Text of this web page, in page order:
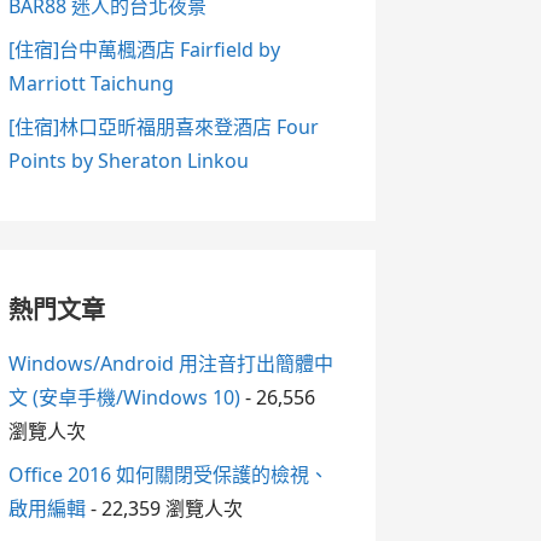
BAR88 迷人的台北夜景
[住宿]台中萬楓酒店 Fairfield by
Marriott Taichung
[住宿]林口亞昕福朋喜來登酒店 Four
Points by Sheraton Linkou
熱門文章
Windows/Android 用注音打出簡體中
文 (安卓手機/Windows 10)- 26,556
瀏覽人次
Office 2016 如何關閉受保護的檢視、
啟用編輯- 22,359 瀏覽人次